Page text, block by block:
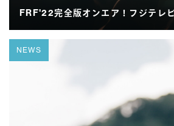
FRF'22完全版オンエア！フジテレ
NEWS